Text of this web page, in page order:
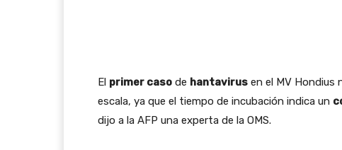
El primer caso de hantavirus en el MV Hondius
escala, ya que el tiempo de incubación indica un
dijo a la AFP una experta de la OMS.